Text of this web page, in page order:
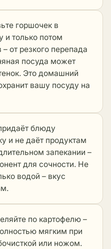
горшочек в
и только потом
от резкого перепада
посуда может
Это домашний
вашу посуду на
блюду
и не даёт продуктам
запекании –
для сочности. Не
водой – вкус
по картофелю –
мягким при
или ножом.